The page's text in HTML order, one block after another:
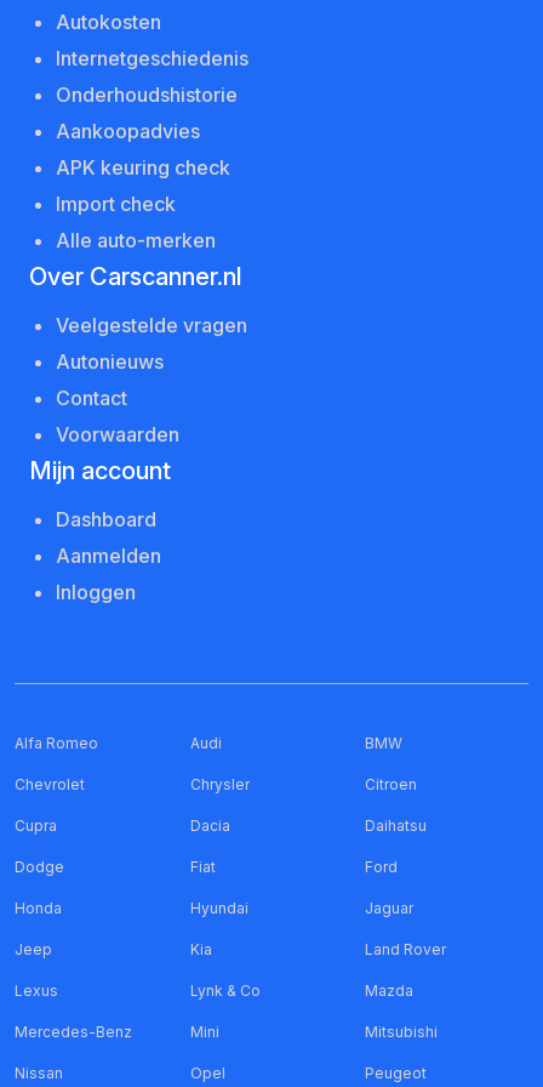
Autokosten
Internetgeschiedenis
Onderhoudshistorie
Aankoopadvies
APK keuring check
Import check
Alle auto-merken
Over Carscanner.nl
Veelgestelde vragen
Autonieuws
Contact
Voorwaarden
Mijn account
Dashboard
Aanmelden
Inloggen
Alfa Romeo Audi BMW
Chevrolet Chrysler Citroen
Cupra Dacia Daihatsu
Dodge Fiat Ford
Honda Hyundai Jaguar
Jeep Kia Land Rover
Lexus Lynk & Co Mazda
Mercedes-Benz Mini Mitsubishi
Nissan Opel Peugeot